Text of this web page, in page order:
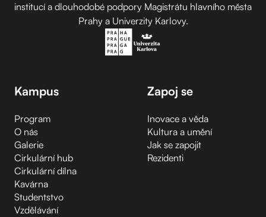
institucí a dlouhodobé podpory Magistrátu hlavního města
Prahy a Univerzity Karlovy.
Kampus
Program
O nás
Galerie
Cirkulární hub
Cirkulární dílna
Kavárna
Studentstvo
Vzdělávání
Zapoj se
Inovace a věda
Kultura a umění
Jak se zapojit
Rezidenti